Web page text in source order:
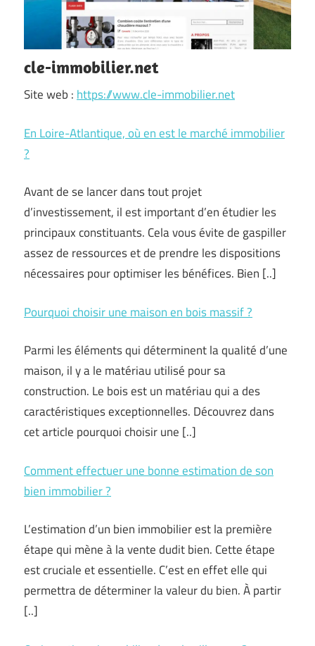
cle-immobilier.net
Site web : https://www.cle-immobilier.net
En Loire-Atlantique, où en est le marché immobilier
?
Avant de se lancer dans tout projet
d’investissement, il est important d’en étudier les
principaux constituants. Cela vous évite de gaspiller
assez de ressources et de prendre les dispositions
nécessaires pour optimiser les bénéfices. Bien [..]
Pourquoi choisir une maison en bois massif ?
Parmi les éléments qui déterminent la qualité d’une
maison, il y a le matériau utilisé pour sa
construction. Le bois est un matériau qui a des
caractéristiques exceptionnelles. Découvrez dans
cet article pourquoi choisir une [..]
Comment effectuer une bonne estimation de son
bien immobilier ?
L’estimation d’un bien immobilier est la première
étape qui mène à la vente dudit bien. Cette étape
est cruciale et essentielle. C’est en effet elle qui
permettra de déterminer la valeur du bien. À partir
[..]